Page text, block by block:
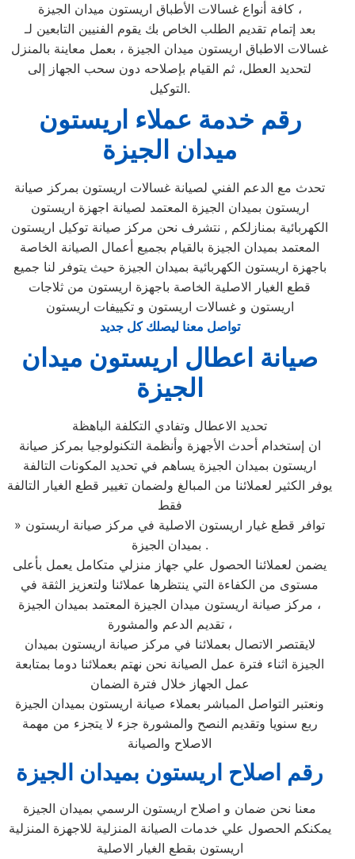
كافة أنواع غسالات الأطباق اريستون ميدان الجيزة ،
بعد إتمام تقديم الطلب الخاص بك يقوم الفنيين التابعين لـ
غسالات الاطباق اريستون ميدان الجيزة ، بعمل معاينة بالمنزل
لتحديد العطل، ثم القيام بإصلاحه دون سحب الجهاز إلى
التوكيل.
رقم خدمة عملاء اريستون
ميدان الجيزة
تحدث مع الدعم الفني لصيانة غسالات اريستون بمركز صيانة
اريستون بميدان الجيزة المعتمد لصيانة اجهزة اريستون
الكهربائية بمنازلكم , نتشرف نحن مركز صيانة توكيل اريستون
المعتمد بميدان الجيزة بالقيام بجميع أعمال الصيانة الخاصة
باجهزة اريستون الكهربائية بميدان الجيزة حيث يتوفر لنا جميع
قطع الغيار الاصلية الخاصة باجهزة اريستون من ثلاجات
اريستون و غسالات اريستون و تكييفات اريستون
تواصل معنا ليصلك كل جديد
صيانة اعطال اريستون ميدان
الجيزة
تحديد الاعطال وتفادي التكلفة الباهظة
ان إستخدام أحدث الأجهزة وأنظمة التكنولوجيا بمركز صيانة
اريستون بميدان الجيزة يساهم في تحديد المكونات التالفة
يوفر الكثير لعملائنا من المبالغ ولضمان تغيير قطع الغيار التالفة
فقط
» توافر قطع غيار اريستون الاصلية في مركز صيانة اريستون
بميدان الجيزة .
يضمن لعملائنا الحصول علي جهاز منزلي متكامل يعمل بأعلى
مستوى من الكفاءة التي ينتظرها عملائنا ولتعزيز الثقة في
مركز صيانة اريستون ميدان الجيزة المعتمد بميدان الجيزة ،
تقديم الدعم والمشورة ،
لايقتصر الاتصال بعملائنا في مركز صيانة اريستون بميدان
الجيزة اثناء فترة عمل الصيانة نحن نهتم بعملائنا دوما بمتابعة
عمل الجهاز خلال فترة الضمان
ونعتبر التواصل المباشر بعملاء صيانة اريستون بميدان الجيزة
ربع سنويا وتقديم النصح والمشورة جزء لا يتجزء من مهمة
الاصلاح والصيانة
رقم اصلاح اريستون بميدان الجيزة
معنا نحن ضمان و اصلاح اريستون الرسمي بميدان الجيزة
يمكنكم الحصول علي خدمات الصيانة المنزلية للاجهزة المنزلية
اريستون بقطع الغيار الاصلية